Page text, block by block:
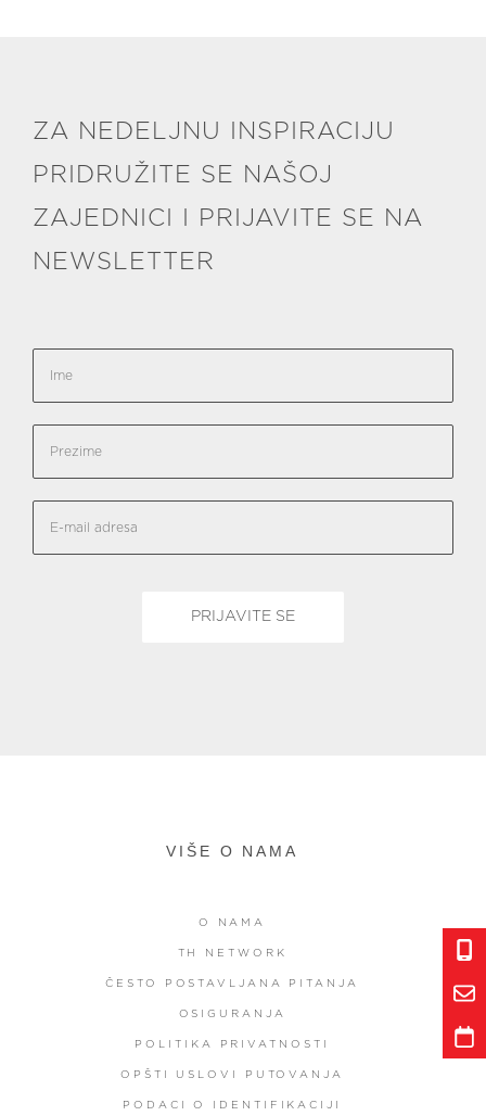
ZA NEDELJNU INSPIRACIJU
PRIDRUŽITE SE NAŠOJ
ZAJEDNICI I PRIJAVITE SE NA
NEWSLETTER
VIŠE O NAMA
O NAMA
TH NETWORK
ČESTO POSTAVLJANA PITANJA
OSIGURANJA
POLITIKA PRIVATNOSTI
OPŠTI USLOVI PUTOVANJA
PODACI O IDENTIFIKACIJI